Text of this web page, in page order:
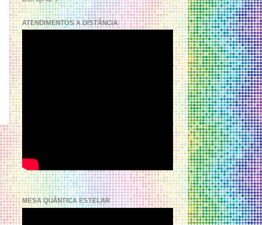
ATENDIMENTOS A DISTÂNCIA
MESA QUÂNTICA ESTELAR